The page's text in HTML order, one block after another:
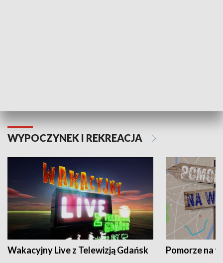
WYPOCZYNEK I REKREACJA
Wakacyjny Live z Telewizją Gdańsk Pomorze na